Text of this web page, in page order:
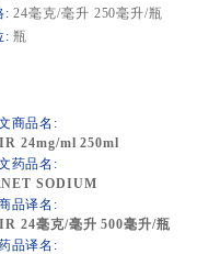
: 24毫克/毫升 250毫升/瓶
: 瓶
商品名:
24mg/ml 250ml
药品名:
SODIUM
品译名:
24毫克/毫升 500毫升/瓶
品译名: